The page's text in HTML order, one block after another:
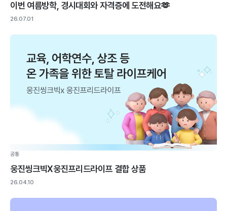
이번 여름방학, 경시대회와 자격증에 도전해요🫶
26.07.01
공통
웅진씽크빅X웅진프리드라이프 결합 상품
26.04.10